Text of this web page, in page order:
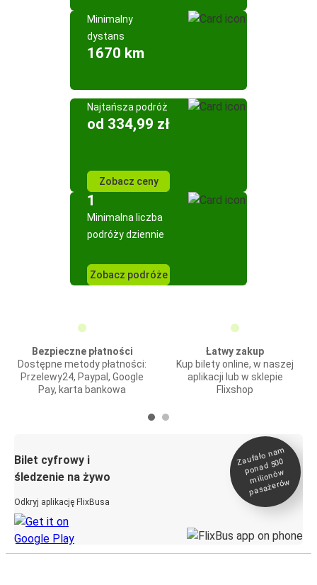
Minimalny
dystans
1670 km
Najtańsza podróż
od 334,99 zł
Zobacz ceny
1
Minimalna liczba
podróży dziennie
Zobacz podróże
Bezpieczne płatności
Dostępne metody płatności:
Przelewy24, Paypal, Google
Pay, karta bankowa
Łatwy zakup
Kup bilety online, w naszej
aplikacji lub w sklepie
Flixshop
Bilet cyfrowy i
śledzenie na żywo
Odkryj aplikację FlixBusa
Zaufało na
m
ponad 500
milionó
w
pasażeró
w